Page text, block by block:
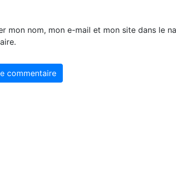
mon nom, mon e-mail et mon site dans le